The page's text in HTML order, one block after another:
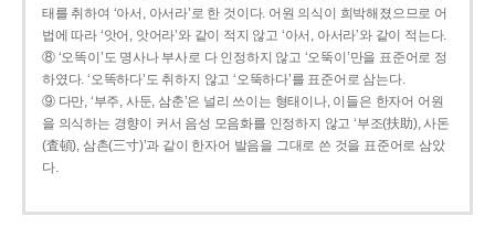
태를 취하여 ‘아서, 아서라’로 한 것이다. 어원 의식이 희박해졌으므로 어
법에 따라 ‘앗어, 앗어라’와 같이 적지 않고 ‘아서, 아서라’와 같이 적는다.
⑧ ‘오똑이’도 명사나 부사로 다 인정하지 않고 ‘오뚝이’만을 표준어로 정
하였다. ‘오똑하다’도 취하지 않고 ‘오뚝하다’를 표준어로 삼는다.
⑨ 다만, ‘부주, 사둔, 삼춘’은 널리 쓰이는 형태이나, 이들은 한자어 어원
을 의식하는 경향이 커서 음성 모음화를 인정하지 않고 ‘부조(扶助), 사돈
(査頓), 삼촌(三寸)’과 같이 한자어 발음을 그대로 쓴 것을 표준어로 삼았
다.